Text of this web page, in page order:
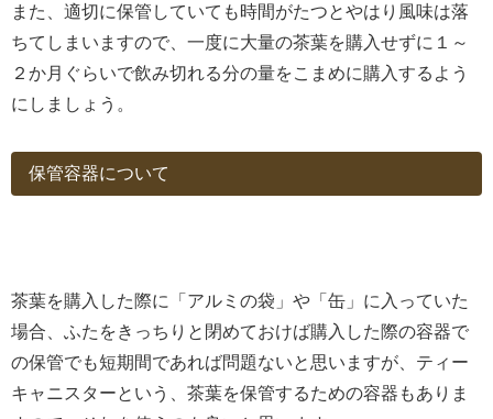
また、適切に保管していても時間がたつとやはり風味は落
ちてしまいますので、一度に大量の茶葉を購入せずに１～
２か月ぐらいで飲み切れる分の量をこまめに購入するよう
にしましょう。
保管容器について
茶葉を購入した際に「アルミの袋」や「缶」に入っていた
場合、ふたをきっちりと閉めておけば購入した際の容器で
の保管でも短期間であれば問題ないと思いますが、ティー
キャニスターという、茶葉を保管するための容器もありま